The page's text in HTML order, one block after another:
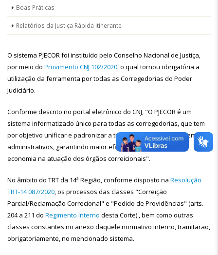
Boas Práticas
Relatórios da Justiça Rápida Itinerante
O sistema PJECOR foi instituído pelo Conselho Nacional de Justiça,
por meio do Provimento CNJ 102/2020, o qual tornou obrigatória a
utilização da ferramenta por todas as Corregedorias do Poder
Judiciário.
Conforme descrito no portal eletrônico do CNJ, "O PJECOR é um
sistema informatizado único para todas as corregedorias, que tem
por objetivo unificar e padronizar a tramitação dos procedimentos
administrativos, garantindo maior eficiência, transparência e
economia na atuação dos órgãos correicionais".
No âmbito do TRT da 14ª Região, conforme disposto na Resolução
TRT-14 087/2020, os processos das classes "Correição
Parcial/Reclamação Correcional" e "Pedido de Providências" (arts.
204 a 211 do Regimento Interno desta Corte) , bem como outras
classes constantes no anexo daquele normativo interno, tramitarão,
obrigatoriamente, no mencionado sistema.